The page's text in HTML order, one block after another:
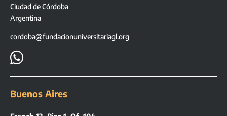
Ciudad de Córdoba
Argentina
cordoba@fundacionuniversitariagl.org

Buenos Aires